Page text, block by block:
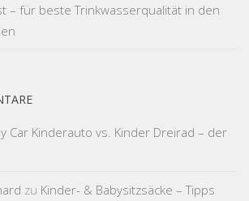
– für beste Trinkwasserqualität in den
Car Kinderauto vs. Kinder Dreirad – der
zu Kinder- & Babysitzsäcke – Tipps